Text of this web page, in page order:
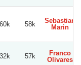
58k
Sebastian
Marin
57k
Franco
Olivares